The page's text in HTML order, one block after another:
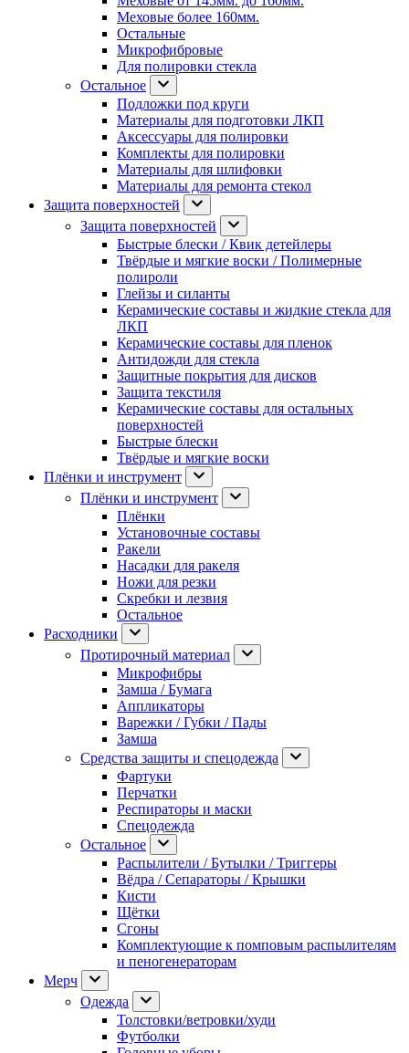
Меховые более 160мм.
Остальные
Микрофибровые
Для полировки стекла
Остальное
Подложки под круги
Материалы для подготовки ЛКП
Аксессуары для полировки
Комплекты для полировки
Материалы для шлифовки
Материалы для ремонта стекол
Защита поверхностей
Защита поверхностей
Быстрые блески / Квик детейлеры
Твёрдые и мягкие воски / Полимерные
полироли
Глейзы и силанты
Керамические составы и жидкие стекла для
ЛКП
Керамические составы для пленок
Антидожди для стекла
Защитные покрытия для дисков
Защита текстиля
Керамические составы для остальных
поверхностей
Быстрые блески
Твёрдые и мягкие воски
Плёнки и инструмент
Плёнки и инструмент
Плёнки
Установочные составы
Ракели
Насадки для ракеля
Ножи для резки
Скребки и лезвия
Остальное
Расходники
Протирочный материал
Микрофибры
Замша / Бумага
Аппликаторы
Варежки / Губки / Пады
Замша
Средства защиты и спецодежда
Фартуки
Перчатки
Респираторы и маски
Спецодежда
Остальное
Распылители / Бутылки / Триггеры
Вёдра / Сепараторы / Крышки
Кисти
Щётки
Сгоны
Комплектующие к помповым распылителям
и пеногенераторам
Мерч
Одежда
Толстовки/ветровки/худи
Футболки